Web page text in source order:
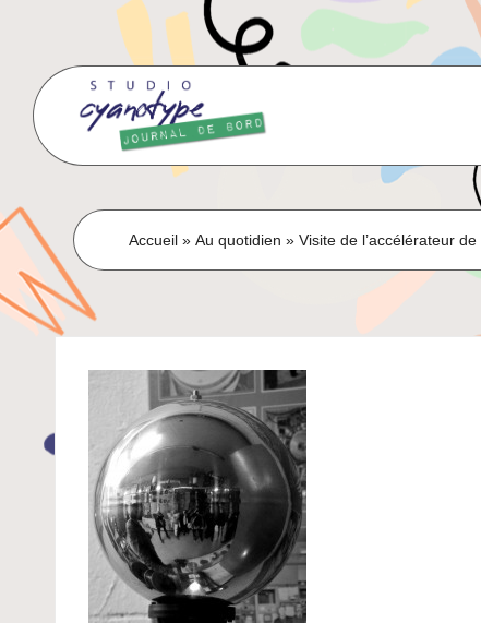
content
Accueil »Au quotidien »Visite de l’accélérateur